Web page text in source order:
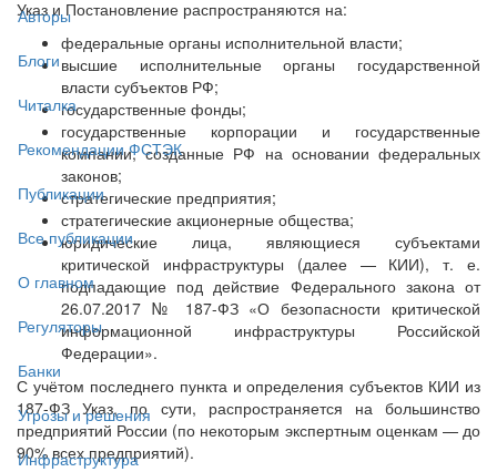
Авторы
Блоги
Читалка
Рекомендации ФСТЭК
Публикации
Все публикации
О главном
Регуляторы
Банки
Угрозы и решения
Инфраструктура
Указ и Постановление распространяются на:
федеральные органы исполнительной власти;
высшие исполнительные органы государственной
власти субъектов РФ;
государственные фонды;
государственные корпорации и государственные
компании, созданные РФ на основании федеральных
законов;
стратегические предприятия;
стратегические акционерные общества;
юридические лица, являющиеся субъектами
критической инфраструктуры (далее — КИИ), т. е.
подпадающие под действие Федерального закона от
26.07.2017 № 187-ФЗ «О безопасности критической
информационной инфраструктуры Российской
Федерации».
С учётом последнего пункта и определения субъектов КИИ из
187-ФЗ Указ, по сути, распространяется на большинство
предприятий России (по некоторым экспертным оценкам — до
90% всех предприятий).